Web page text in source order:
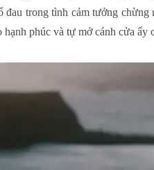
trong tình cảm tưởng chừng
phúc và tự mở cánh cửa ấy